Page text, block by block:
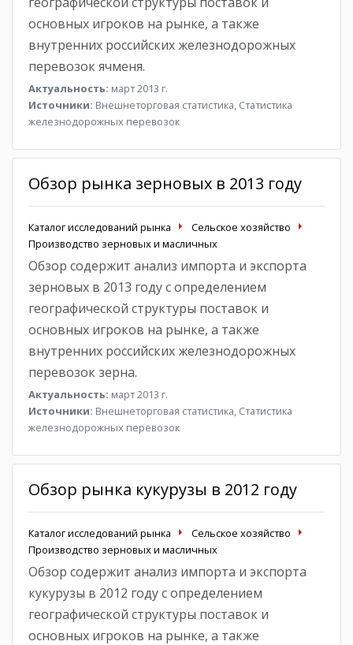
основных игроков на рынке, а также
внутренних российских железнодорожных
перевозок ячменя.
Актуальность: март 2013 г.
Источники: Внешнеторговая статистика, Статистика
железнодорожных перевозок
Обзор рынка зерновых в 2013 году
Каталог исследований рынка
Сельское хозяйство
Производство зерновых и масличных
Обзор содержит анализ импорта и экспорта
зерновых в 2013 году с определением
географической структуры поставок и
основных игроков на рынке, а также
внутренних российских железнодорожных
перевозок зерна.
Актуальность: март 2013 г.
Источники: Внешнеторговая статистика, Статистика
железнодорожных перевозок
Обзор рынка кукурузы в 2012 году
Каталог исследований рынка
Сельское хозяйство
Производство зерновых и масличных
Обзор содержит анализ импорта и экспорта
кукурузы в 2012 году с определением
географической структуры поставок и
основных игроков на рынке, а также